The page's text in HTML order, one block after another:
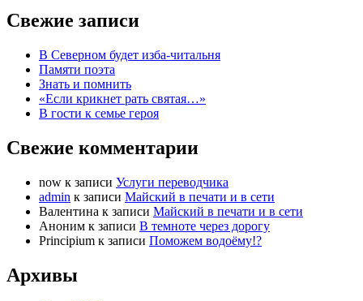
Свежие записи
В Северном будет изба-читальня
Памяти поэта
Знать и помнить
«Если крикнет рать святая…»
В гости к семье героя
Свежие комментарии
now к записи Услуги переводчика
admin к записи Майский в печати и в сети
Валентина к записи Майский в печати и в сети
Аноним к записи В темноте через дорогу
Principium к записи Поможем водоёму!?
Архивы